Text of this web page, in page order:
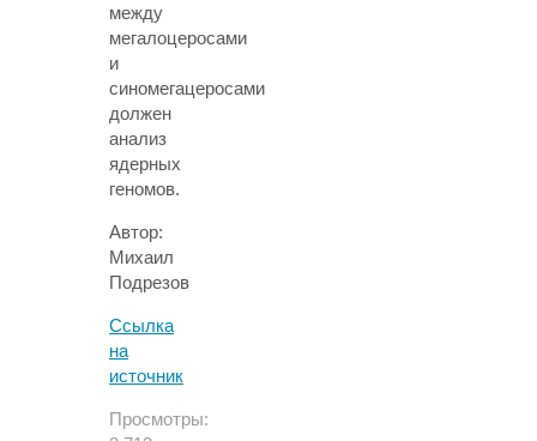
между
мегалоцеросами
и
синомегацеросами
должен
анализ
ядерных
геномов.
Автор:
Михаил
Подрезов
Ссылка
на
источник
Просмотры: